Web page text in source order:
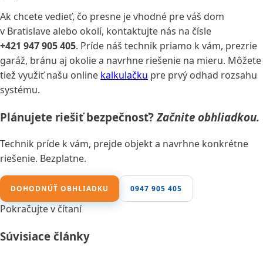
Ak chcete vedieť, čo presne je vhodné pre váš dom
v Bratislave alebo okolí, kontaktujte nás na čísle
+421 947 905 405. Príde náš technik priamo k vám, prezrie
garáž, bránu aj okolie a navrhne riešenie na mieru. Môžete
tiež využiť našu online kalkulačku pre prvý odhad rozsahu
systému.
Plánujete riešiť bezpečnosť?Začnite obhliadkou.
Technik príde k vám, prejde objekt a navrhne konkrétne
riešenie. Bezplatne.
DOHODNÚŤ OBHLIADKU 0947 905 405
Pokračujte v čítaní
Súvisiace články